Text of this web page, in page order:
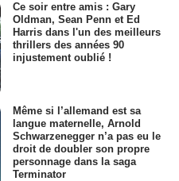
Ce soir entre amis : Gary
Oldman, Sean Penn et Ed
Harris dans l'un des meilleurs
thrillers des années 90
injustement oublié !
Même si l’allemand est sa
langue maternelle, Arnold
Schwarzenegger n’a pas eu le
droit de doubler son propre
personnage dans la saga
Terminator